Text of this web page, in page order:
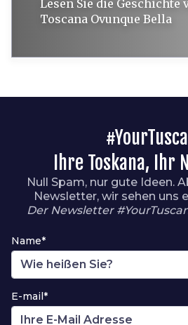
Lesen Sie die Geschichte
Toscana Ovunque Bella
Ihre Toskana, Ihr
Null Spam, nur gute Ideen.
Newsletter, wir sehen uns
Der Newsletter
Name*
E-mail*